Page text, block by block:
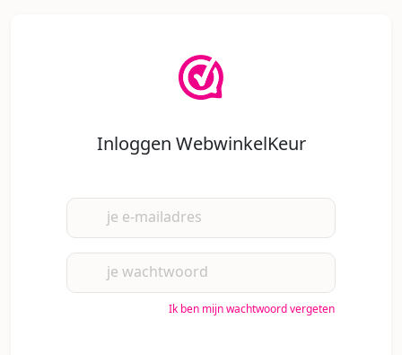
Inloggen WebwinkelKeur
je e-mailadres
je wachtwoord
Ik ben mijn wachtwoord vergeten